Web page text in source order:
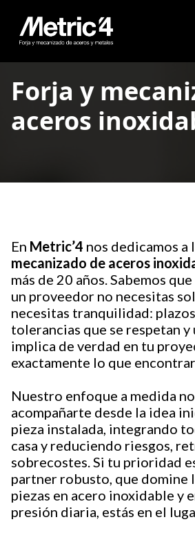
Forja y
aceros
En Metric’4 nos dedicamos a
mecanizado de aceros
más de 20 años. Sabemos
un proveedor no necesitas
necesitas tranquilidad:
tolerancias que se respetan y
implica de verdad en tu
exactamente lo que
Nuestro enfoque a medida
acompañarte desde la idea
pieza instalada, integrando
casa y reduciendo riesgos,
sobrecostes. Si tu prioridad
partner robusto, que domine
piezas en acero inoxidable y
presión diaria, estás en el